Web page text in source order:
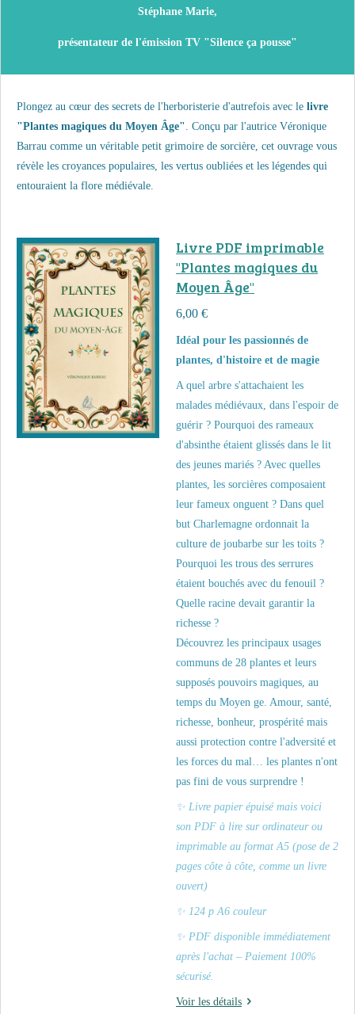
Stéphane Marie,
présentateur de l'émission TV "Silence ça pousse"
Plongez au cœur des secrets de l'herboristerie d'autrefois avec le livre
"Plantes magiques du Moyen Âge" . Conçu par l'autrice Véronique
Barrau comme un véritable petit grimoire de sorcière, cet ouvrage vous
révèle les croyances populaires, les vertus oubliées et les légendes qui
entouraient la flore médiévale.
Livre PDF imprimable
"Plantes magiques du
Moyen Âge"
6,00 €
Idéal pour les passionnés de
plantes, d'histoire et de magie
A quel arbre s'attachaient les
malades médiévaux, dans l'espoir de
guérir ? Pourquoi des rameaux
d'absinthe étaient glissés dans le lit
des jeunes mariés ? Avec quelles
plantes, les sorcières composaient
leur fameux onguent ? Dans quel
but Charlemagne ordonnait la
culture de joubarbe sur les toits ?
Pourquoi les trous des serrures
étaient bouchés avec du fenouil ?
Quelle racine devait garantir la
richesse ?
Découvrez les principaux usages
communs de 28 plantes et leurs
supposés pouvoirs magiques, au
temps du Moyen ge. Amour, santé,
richesse, bonheur, prospérité mais
aussi protection contre l'adversité et
les forces du mal… les plantes n'ont
pas fini de vous surprendre !
✨ Livre papier épuisé mais voici
son PDF à lire sur ordinateur ou
imprimable au format A5 (pose de 2
pages côte à côte, comme un livre
ouvert)
✨ 124 p A6 couleur
✨ PDF disponible immédiatement
après l'achat – Paiement 100%
sécurisé.
Voir les détails